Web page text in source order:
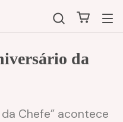
da
Chefe” acontece